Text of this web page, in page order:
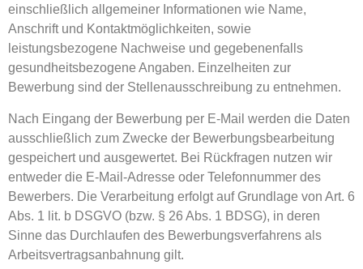
einschließlich allgemeiner Informationen wie Name,
Anschrift und Kontaktmöglichkeiten, sowie
leistungsbezogene Nachweise und gegebenenfalls
gesundheitsbezogene Angaben. Einzelheiten zur
Bewerbung sind der Stellenausschreibung zu entnehmen.
Nach Eingang der Bewerbung per E-Mail werden die Daten
ausschließlich zum Zwecke der Bewerbungsbearbeitung
gespeichert und ausgewertet. Bei Rückfragen nutzen wir
entweder die E-Mail-Adresse oder Telefonnummer des
Bewerbers. Die Verarbeitung erfolgt auf Grundlage von Art. 6
Abs. 1 lit. b DSGVO (bzw. § 26 Abs. 1 BDSG), in deren
Sinne das Durchlaufen des Bewerbungsverfahrens als
Arbeitsvertragsanbahnung gilt.